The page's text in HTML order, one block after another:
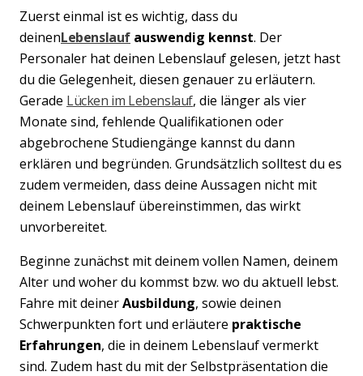
Zuerst einmal ist es wichtig, dass du
deinenLebenslauf auswendig kennst. Der
Personaler hat deinen Lebenslauf gelesen, jetzt hast
du die Gelegenheit, diesen genauer zu erläutern.
Gerade Lücken im Lebenslauf, die länger als vier
Monate sind, fehlende Qualifikationen oder
abgebrochene Studiengänge kannst du dann
erklären und begründen. Grundsätzlich solltest du es
zudem vermeiden, dass deine Aussagen nicht mit
deinem Lebenslauf übereinstimmen, das wirkt
unvorbereitet.
Beginne zunächst mit deinem vollen Namen, deinem
Alter und woher du kommst bzw. wo du aktuell lebst.
Fahre mit deinerAusbildung, sowie deinen
Schwerpunkten fort und erläutere praktische
Erfahrungen, die in deinem Lebenslauf vermerkt
sind. Zudem hast du mit der Selbstpräsentation die